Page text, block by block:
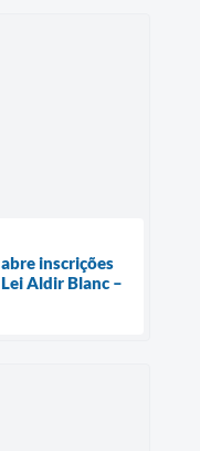
inscrições
Aldir Blanc –